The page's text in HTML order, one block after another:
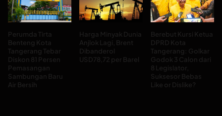
Perumda Tirta
Benteng Kota
Tangerang Tebar
Diskon 81 Persen
Pemasangan
Sambungan Baru
Air Bersih
Harga Minyak Dunia
Anjlok Lagi, Brent
Dibanderol
USD78,72 per Barel
Berebut Kursi Ketua
DPRD Kota
Tangerang: Golkar
Godok 3 Calon dari
8 Legislator,
Suksesor Bebas
Like or Dislike?